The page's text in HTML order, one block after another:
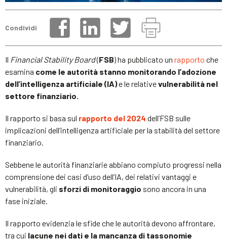
Condividi
Il Financial Stability Board(FSB) ha pubblicato un rapporto che
esamina come le autorità stanno monitorando l’adozione
dell’intelligenza artificiale (IA)e le relativevulnerabilità nel
settore finanziario.
Il rapporto si basa sul rapporto del 2024 dell’FSB sulle
implicazioni dell’intelligenza artificiale per la stabilità del settore
finanziario.
Sebbene le autorità finanziarie abbiano compiuto progressi nella
comprensione dei casi d’uso dell’IA, dei relativi vantaggi e
vulnerabilità, gli sforzi di monitoraggio sono ancora in una
fase iniziale.
Il rapporto evidenzia le sfide che le autorità devono affrontare,
tra cui lacune nei dati e la mancanza di tassonomie